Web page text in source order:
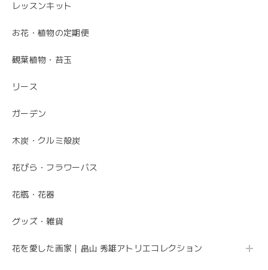
レッスンキット
お花・植物の定期便
観葉植物・苔玉
リース
ガーデン
木炭・クルミ殻炭
花びら・フラワーバス
花瓶・花器
グッズ・雑貨
花を愛した画家｜畠山 秀雄アトリエコレクション